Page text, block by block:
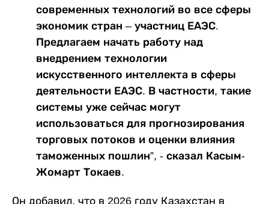
современных технологий во все сферы
экономик стран – участниц ЕАЭС.
Предлагаем начать работу над
внедрением технологии
искусственного интеллекта в сферы
деятельности ЕАЭС. В частности, такие
системы уже сейчас могут
использоваться для прогнозирования
торговых потоков и оценки влияния
таможенных пошлин”, - сказал Касым-
Жомарт Токаев.
Он добавил, что в 2026 году Казахстан в